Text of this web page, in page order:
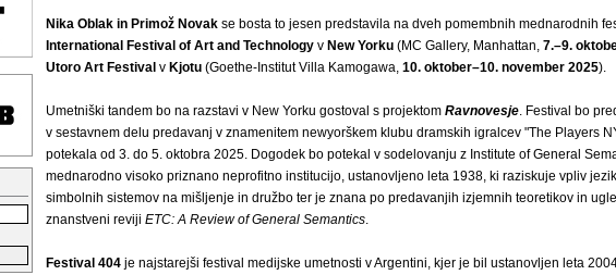
Nika Oblak in Primož Novak se bosta to jesen predstavila na dveh pomembnih mednarodnih
International Festival of Art and Technology v New Yorku (MC Gallery, Manhattan, 7.–9.
Utoro Art Festival v Kjotu (Goethe-Institut Villa Kamogawa, 10. oktober–10. november 2025).
Umetniški tandem bo na razstavi v New Yorku gostoval s projektom Ravnovesje. Festival bo
v sestavnem delu predavanj v znamenitem newyorškem klubu dramskih igralcev "The Players
potekala od 3. do 5. oktobra 2025. Dogodek bo potekal v sodelovanju z Institute of General
mednarodno visoko priznano neprofitno institucijo, ustanovljeno leta 1938, ki raziskuje vpliv
simbolnih sistemov na mišljenje in družbo ter je znana po predavanjih izjemnih teoretikov in
znanstveni reviji ETC: A Review of General Semantics.
Festival 404 je najstarejši festival medijske umetnosti v Argentini, kjer je bil ustanovljen leta